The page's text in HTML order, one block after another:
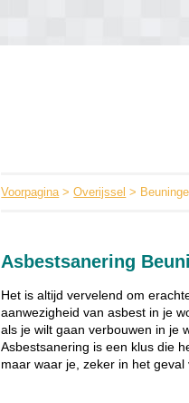
Voorpagina>Overijssel >
Asbestsanering
Het is altijd vervelend om
aanwezigheid van asbest in je
als je wilt gaan verbouwen in je
Asbestsanering is een klus die
maar waar je, zeker in het